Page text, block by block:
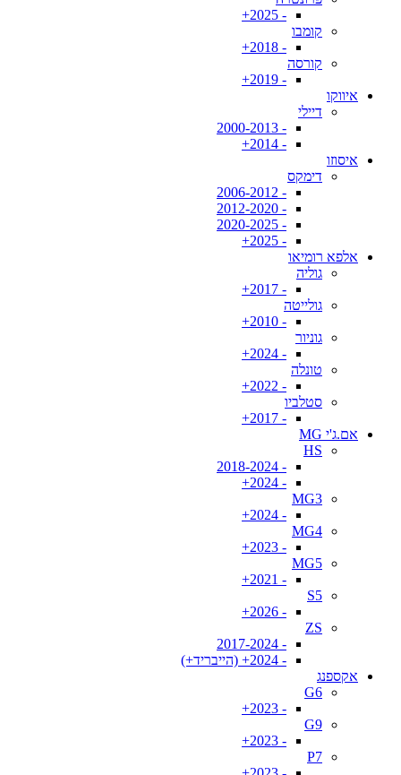
- 2025+
קומבו
- 2018+
קורסה
- 2019+
איווקו
דיילי
- 2000-2013
- 2014+
איסוזו
דימקס
- 2006-2012
- 2012-2020
- 2020-2025
- 2025+
אלפא רומיאו
גוליה
- 2017+
גולייטה
- 2010+
גוניור
- 2024+
טונלה
- 2022+
סטלביו
- 2017+
אם.ג'י MG
HS
- 2018-2024
- 2024+
MG3
- 2024+
MG4
- 2023+
MG5
- 2021+
S5
- 2026+
ZS
- 2017-2024
- 2024+ (הייבריד+)
אקספנג
G6
- 2023+
G9
- 2023+
P7